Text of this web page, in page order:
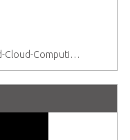
ADLINK_technical_artical_DPI-and-Cloud-Computing-Security-Platforms-for-the-IoT-Era_20160607